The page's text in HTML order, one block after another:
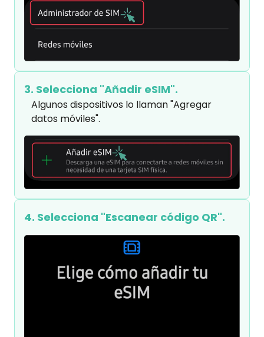
3. Selecciona "Añadir eSIM".
Algunos dispositivos lo llaman "Agregar
datos móviles".
4. Selecciona "Escanear código QR".